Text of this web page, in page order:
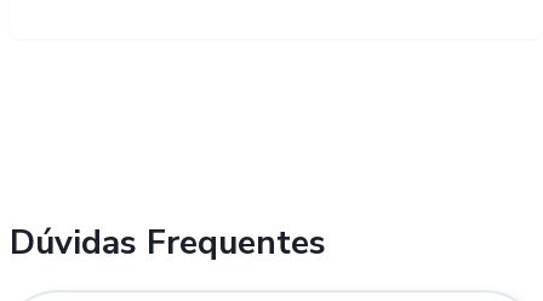
Dúvidas Frequentes